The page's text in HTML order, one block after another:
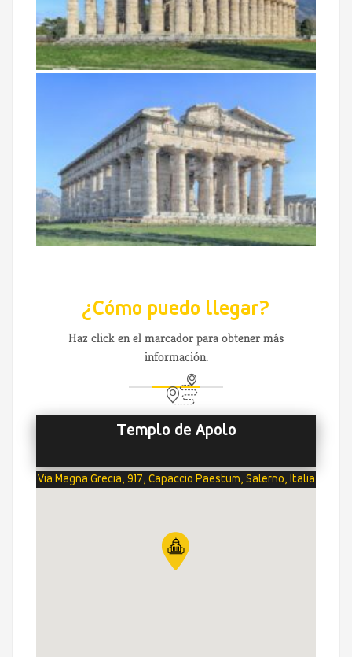
¿Cómo puedo llegar?
Haz click en el marcador para obtener más
información.
Templo de Apolo
Via Magna Grecia, 917, Capaccio Paestum, Salerno, Italia